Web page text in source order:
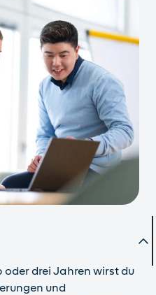
drei Jahren wirst du
und